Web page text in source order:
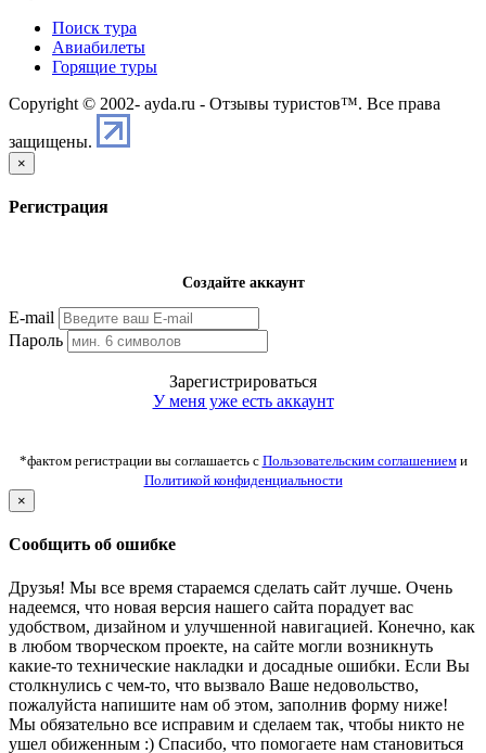
Поиск тура
Авиабилеты
Горящие туры
Copyright © 2002- ayda.ru - Отзывы туристов™. Все права
защищены.
×
Регистрация
Создайте аккаунт
E-mail
Пароль
Зарегистрироваться
У меня уже есть аккаунт
*фактом регистрации вы соглашаетсь с Пользовательским соглашениеми
Политикой конфиденциальности
×
Сообщить об ошибке
Друзья! Мы все время стараемся сделать сайт лучше. Очень
надеемся, что новая версия нашего сайта порадует вас
удобством, дизайном и улучшенной навигацией. Конечно, как
в любом творческом проекте, на сайте могли возникнуть
какие-то технические накладки и досадные ошибки. Если Вы
столкнулись с чем-то, что вызвало Ваше недовольство,
пожалуйста напишите нам об этом, заполнив форму ниже!
Мы обязательно все исправим и сделаем так, чтобы никто не
ушел обиженным :) Спасибо, что помогаете нам становиться